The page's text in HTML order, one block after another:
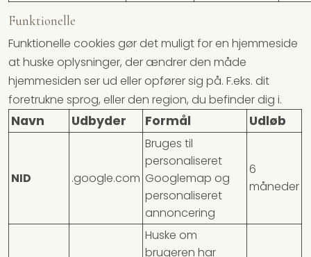
Funktionelle
Funktionelle cookies gør det muligt for en hjemmeside
at huske oplysninger, der ændrer den måde
hjemmesiden ser ud eller opfører sig på. F.eks. dit
foretrukne sprog, eller den region, du befinder dig i.
Navn Udbyder Formål Udløb
NID .google.com
Bruges til
personaliseret
Googlemap og
personaliseret
annoncering
6
måneder
Huske om
brugeren har